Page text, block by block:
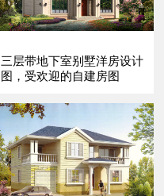
三层带地下室别墅洋房设计
图，受欢迎的自建房图